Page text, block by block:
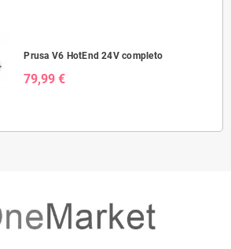
Prusa V6 HotEnd 24V completo
79,99 €